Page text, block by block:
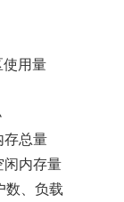
用量
总量
内存量
、负载